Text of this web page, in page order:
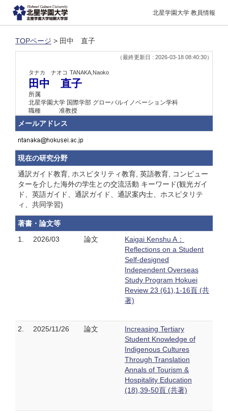
北星学園大学 教員情報
TOPページ > 田中 直子
（最終更新日 : 2026-03-18 08:40:30）
タナカ ナオコ TANAKA,Naoko
田中 直子
所属
北星学園大学 国際学部 グローバルイノベーション学科
職種
准教授
メールアドレス
現在の研究分野
通訳ガイド教育, ホスピタリティ教育, 英語教育, コンピュー
ターを介した海外の学生との交流活動 キーワード(観光ガイ
ド、英語ガイド、通訳ガイド、通訳案内士、ホスピタリテ
ィ、共同学習)
著書・論文等
1.
2026/03 論文
Kaigai Kenshu A：
Reflections on a Student
Self-designed
Independent Overseas
Study Program Hokuei
Review 23 (61),1-16頁 (共
著)
2. 2025/11/26 論文
Increasing Tertiary
Student Knowledge of
Indigenous Cultures
Through Translation
Annals of Tourism &
Hospitality Education
(18),39-50頁 (共著)